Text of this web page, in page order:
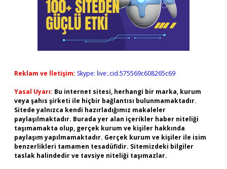
Reklam ve İletişim: Skype: live:.cid.575569c608265c69
Yasal Uyarı: Bu internet sitesi, herhangi bir marka, kurum
veya şahıs şirketi ile hiçbir bağlantısı bulunmamaktadır.
Sitede yalnızca kendi hazırladığımız makaleler
paylaşılmaktadır. Burada yer alan içerikler haber niteliği
taşımamakta olup, gerçek kurum ve kişiler hakkında
paylaşım yapılmamaktadır. Gerçek kurum ve kişiler ile isim
benzerlikleri tamamen tesadüfidir. Sitemizdeki bilgiler
taslak halindedir ve tavsiye niteliği taşımazlar.